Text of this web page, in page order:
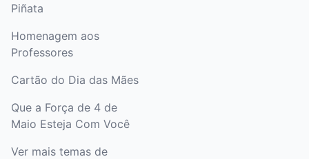
Piñata
Homenagem aos
Professores
Cartão do Dia das Mães
Que a Força de 4 de
Maio Esteja Com Você
Ver mais temas de